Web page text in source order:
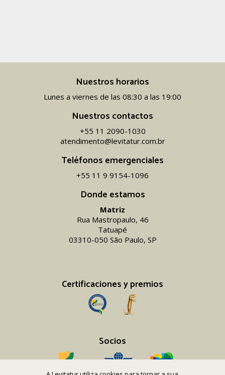
Donde estamos
Matriz
Rua Mastropaulo, 46
Tatuapé
03310-050 São Paulo, SP
Certificaciones y premios
Socios
Nuestros horarios
Lunes a viernes de las 08:30 a las 19:00
Nuestros contactos
+55 11 2090-1030
atendimento@levitatur.com.br
Teléfonos emergenciales
+55 11 9 9154-1096‬